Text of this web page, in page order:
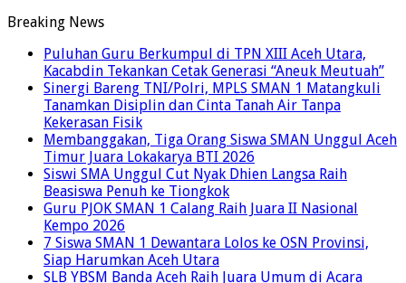
Breaking News
Puluhan Guru Berkumpul di TPN XIII Aceh Utara,
Kacabdin Tekankan Cetak Generasi “Aneuk Meutuah”
Sinergi Bareng TNI/Polri, MPLS SMAN 1 Matangkuli
Tanamkan Disiplin dan Cinta Tanah Air Tanpa
Kekerasan Fisik
Membanggakan, Tiga Orang Siswa SMAN Unggul Aceh
Timur Juara Lokakarya BTI 2026
Siswi SMA Unggul Cut Nyak Dhien Langsa Raih
Beasiswa Penuh ke Tiongkok
Guru PJOK SMAN 1 Calang Raih Juara II Nasional
Kempo 2026
7 Siswa SMAN 1 Dewantara Lolos ke OSN Provinsi,
Siap Harumkan Aceh Utara
SLB YBSM Banda Aceh Raih Juara Umum di Acara